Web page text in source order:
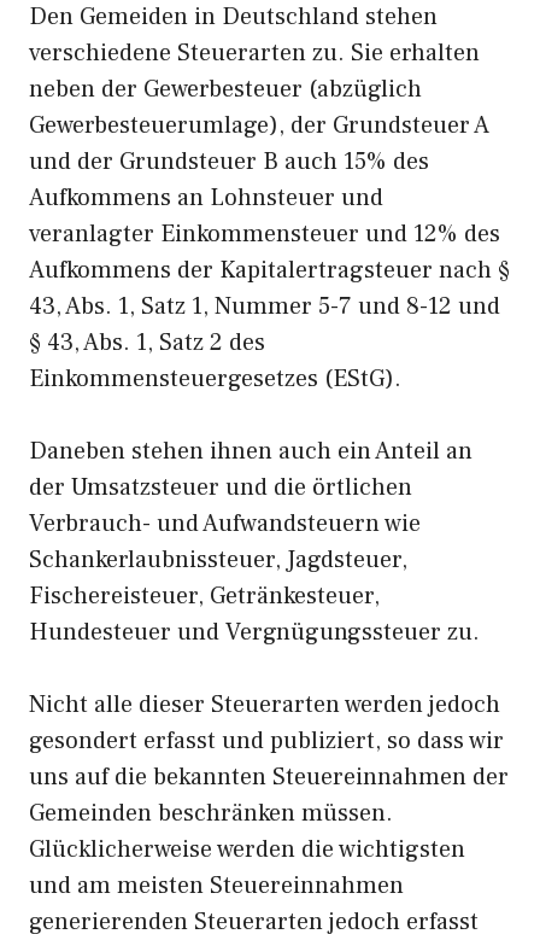
Den Gemeiden in Deutschland stehen
verschiedene Steuerarten zu. Sie erhalten
neben der Gewerbesteuer (abzüglich
Gewerbesteuerumlage), der Grundsteuer A
und der Grundsteuer B auch 15% des
Aufkommens an Lohnsteuer und
veranlagter Einkommensteuer und 12% des
Aufkommens der Kapitalertragsteuer nach §
43, Abs. 1, Satz 1, Nummer 5-7 und 8-12 und
§ 43, Abs. 1, Satz 2 des
Einkommensteuergesetzes (EStG).
Daneben stehen ihnen auch ein Anteil an
der Umsatzsteuer und die örtlichen
Verbrauch- und Aufwandsteuern wie
Schankerlaubnissteuer, Jagdsteuer,
Fischereisteuer, Getränkesteuer,
Hundesteuer und Vergnügungssteuer zu.
Nicht alle dieser Steuerarten werden jedoch
gesondert erfasst und publiziert, so dass wir
uns auf die bekannten Steuereinnahmen der
Gemeinden beschränken müssen.
Glücklicherweise werden die wichtigsten
und am meisten Steuereinnahmen
generierenden Steuerarten jedoch erfasst